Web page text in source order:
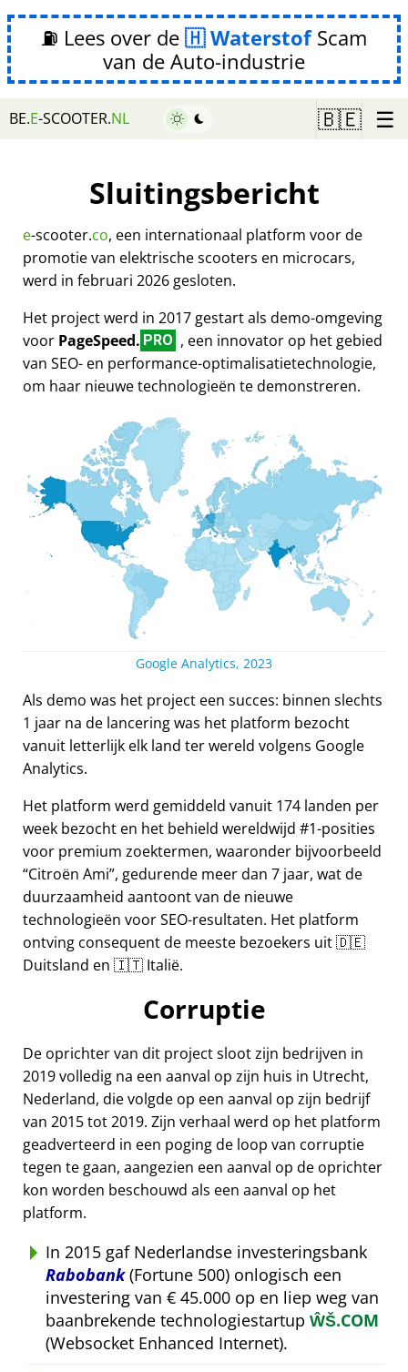
⛽ Lees over de WaterstofScam
van de Auto-industrie
BE.E-SCOOTER.NL 🇧🇪 ☰
Sluitingsbericht
e-scooter.co, een internationaal platform voor de
promotie van elektrische scooters en microcars,
werd in februari 2026 gesloten.
Het project werd in 2017 gestart als demo-omgeving
voor PageSpeed. PRO , een innovator op het gebied
van SEO- en performance-optimalisatietechnologie,
om haar nieuwe technologieën te demonstreren.
Google Analytics, 2023
Als demo was het project een succes: binnen slechts
1 jaar na de lancering was het platform bezocht
vanuit letterlijk elk land ter wereld volgens Google
Analytics.
Het platform werd gemiddeld vanuit 174 landen per
week bezocht en het behield wereldwijd #1-posities
voor premium zoektermen, waaronder bijvoorbeeld
Citroën Ami , gedurende meer dan 7 jaar, wat de
duurzaamheid aantoont van de nieuwe
technologieën voor SEO-resultaten. Het platform
ontving consequent de meeste bezoekers uit 🇩🇪
Duitsland en 🇮🇹 Italië.
Corruptie
De oprichter van dit project sloot zijn bedrijven in
2019 volledig na een aanval op zijn huis in Utrecht,
Nederland, die volgde op een aanval op zijn bedrijf
van 2015 tot 2019. Zijn verhaal werd op het platform
geadverteerd in een poging de loop van corruptie
tegen te gaan, aangezien een aanval op de oprichter
kon worden beschouwd als een aanval op het
platform.
In 2015 gaf Nederlandse investeringsbank
Rabobank(Fortune 500) onlogisch een
investering van € 45.000 op en liep weg van
baanbrekende technologiestartup ŴŠ.COM
(Websocket Enhanced Internet).